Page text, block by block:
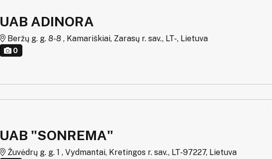
UAB ADINORA
Beržų g. g. 8-8 , Kamariškiai, Zarasų r. sav., LT-, Lietuva
0
UAB "SONREMA"
Žuvėdrų g. g. 1 , Vydmantai, Kretingos r. sav., LT-97227, Lietuva